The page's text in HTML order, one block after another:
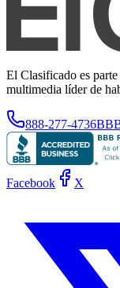
El Clasificado es
multimedia líder de
888-277-4736
Facebook X